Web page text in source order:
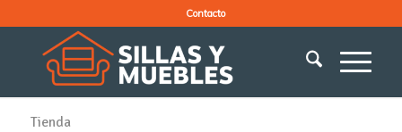
Contacto
Tienda